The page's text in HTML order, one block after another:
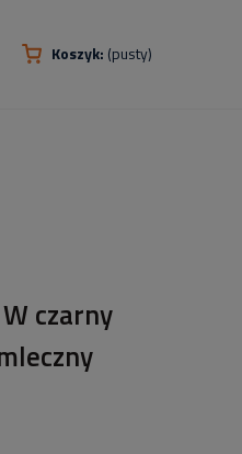
Koszyk: (pusty)
czarny